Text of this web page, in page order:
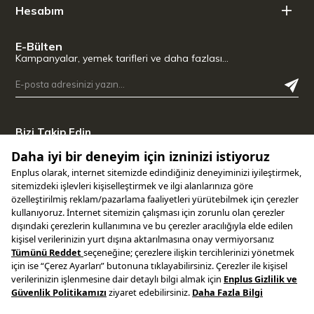
Hesabım
E-Bülten
Kampanyalar, yemek tarifleri ve daha fazlası…
Bizi Takip Edin
Uygulamamızı İndirin
Copyright © 2025 ENPLUS | Tüm hakları saklıdır.